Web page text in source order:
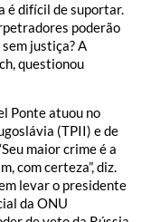
é difícil de suportar.
poderão
justiça? A
questionou
Ponte atuou no
(TPII) e de
maior crime é a
com certeza”, diz.
levar o presidente
da ONU